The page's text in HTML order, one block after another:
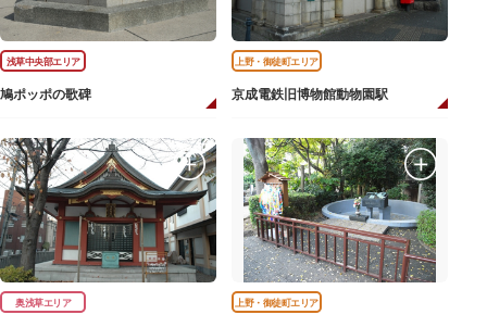
浅草中央部エリア
鳩ポッポの歌碑
上野・御徒町エリア
京成電鉄旧博物館動物園駅
奥浅草エリア 上野・御徒町エリア